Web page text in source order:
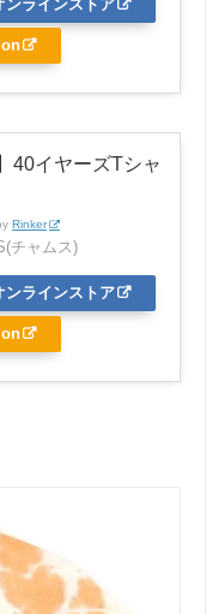
ンラインストア
40イヤーズTシャ
Rinker
チャムス)
ンラインストア